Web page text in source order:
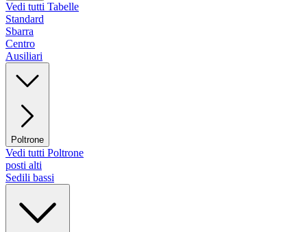
Vedi tutti Tabelle
Standard
Sbarra
Centro
Ausiliari
Poltrone
Vedi tutti Poltrone
posti alti
Sedili bassi